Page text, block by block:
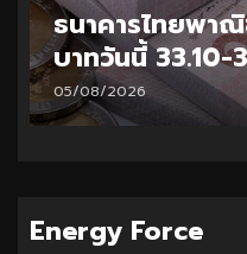
ธนาคารไทยพา
บาทวันนี้
04/08/2026
Energy Force